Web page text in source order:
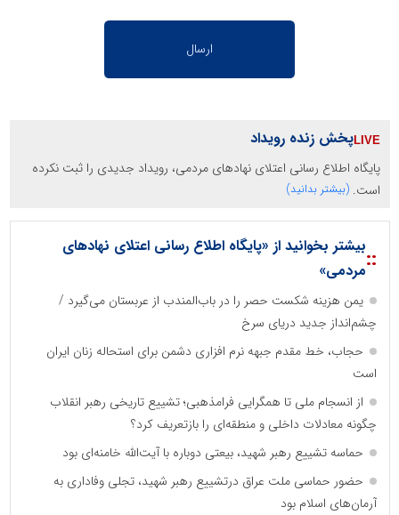
پخش زنده رویداد
پایگاه اطلاع رسانی اعتلای نهادهای مردمی، رویداد جدیدی را ثبت نکرده
است. (بیشتر بدانید)
::بیشتر بخوانید از «پایگاه اطلاع رسانی اعتلای نهادهای
مردمی»
یمن هزینه شکست حصر را در باب‌المندب از عربستان می‌گیرد /
چشم‌انداز جدید دریای سرخ
حجاب، خط مقدم جبهه نرم افزاری دشمن برای استحاله زنان ایران
است
از انسجام ملی تا همگرایی فرامذهبی؛ تشییع تاریخی رهبر انقلاب
چگونه معادلات داخلی و منطقه‌ای را بازتعریف کرد؟
حماسه تشییع رهبر شهید، بیعتی دوباره با آیت‌الله خامنه‌ای بود
حضور حماسی ملت عراق درتشییع رهبر شهید، تجلی وفاداری به
آرمان‌های اسلام بود